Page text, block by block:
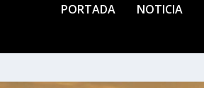
PORTADA NOTICIA